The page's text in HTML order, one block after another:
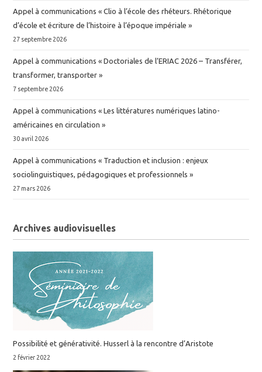
Appel à communications « Clio à l’école des rhéteurs. Rhétorique
d’école et écriture de l’histoire à l’époque impériale »
27 septembre 2026
Appel à communications « Doctoriales de l’ERIAC 2026 – Transférer,
transformer, transporter »
7 septembre 2026
Appel à communications « Les littératures numériques latino-
américaines en circulation »
30 avril 2026
Appel à communications « Traduction et inclusion : enjeux
sociolinguistiques, pédagogiques et professionnels »
27 mars 2026
Archives audiovisuelles
Possibilité et générativité. Husserl à la rencontre d’Aristote
2 février 2022